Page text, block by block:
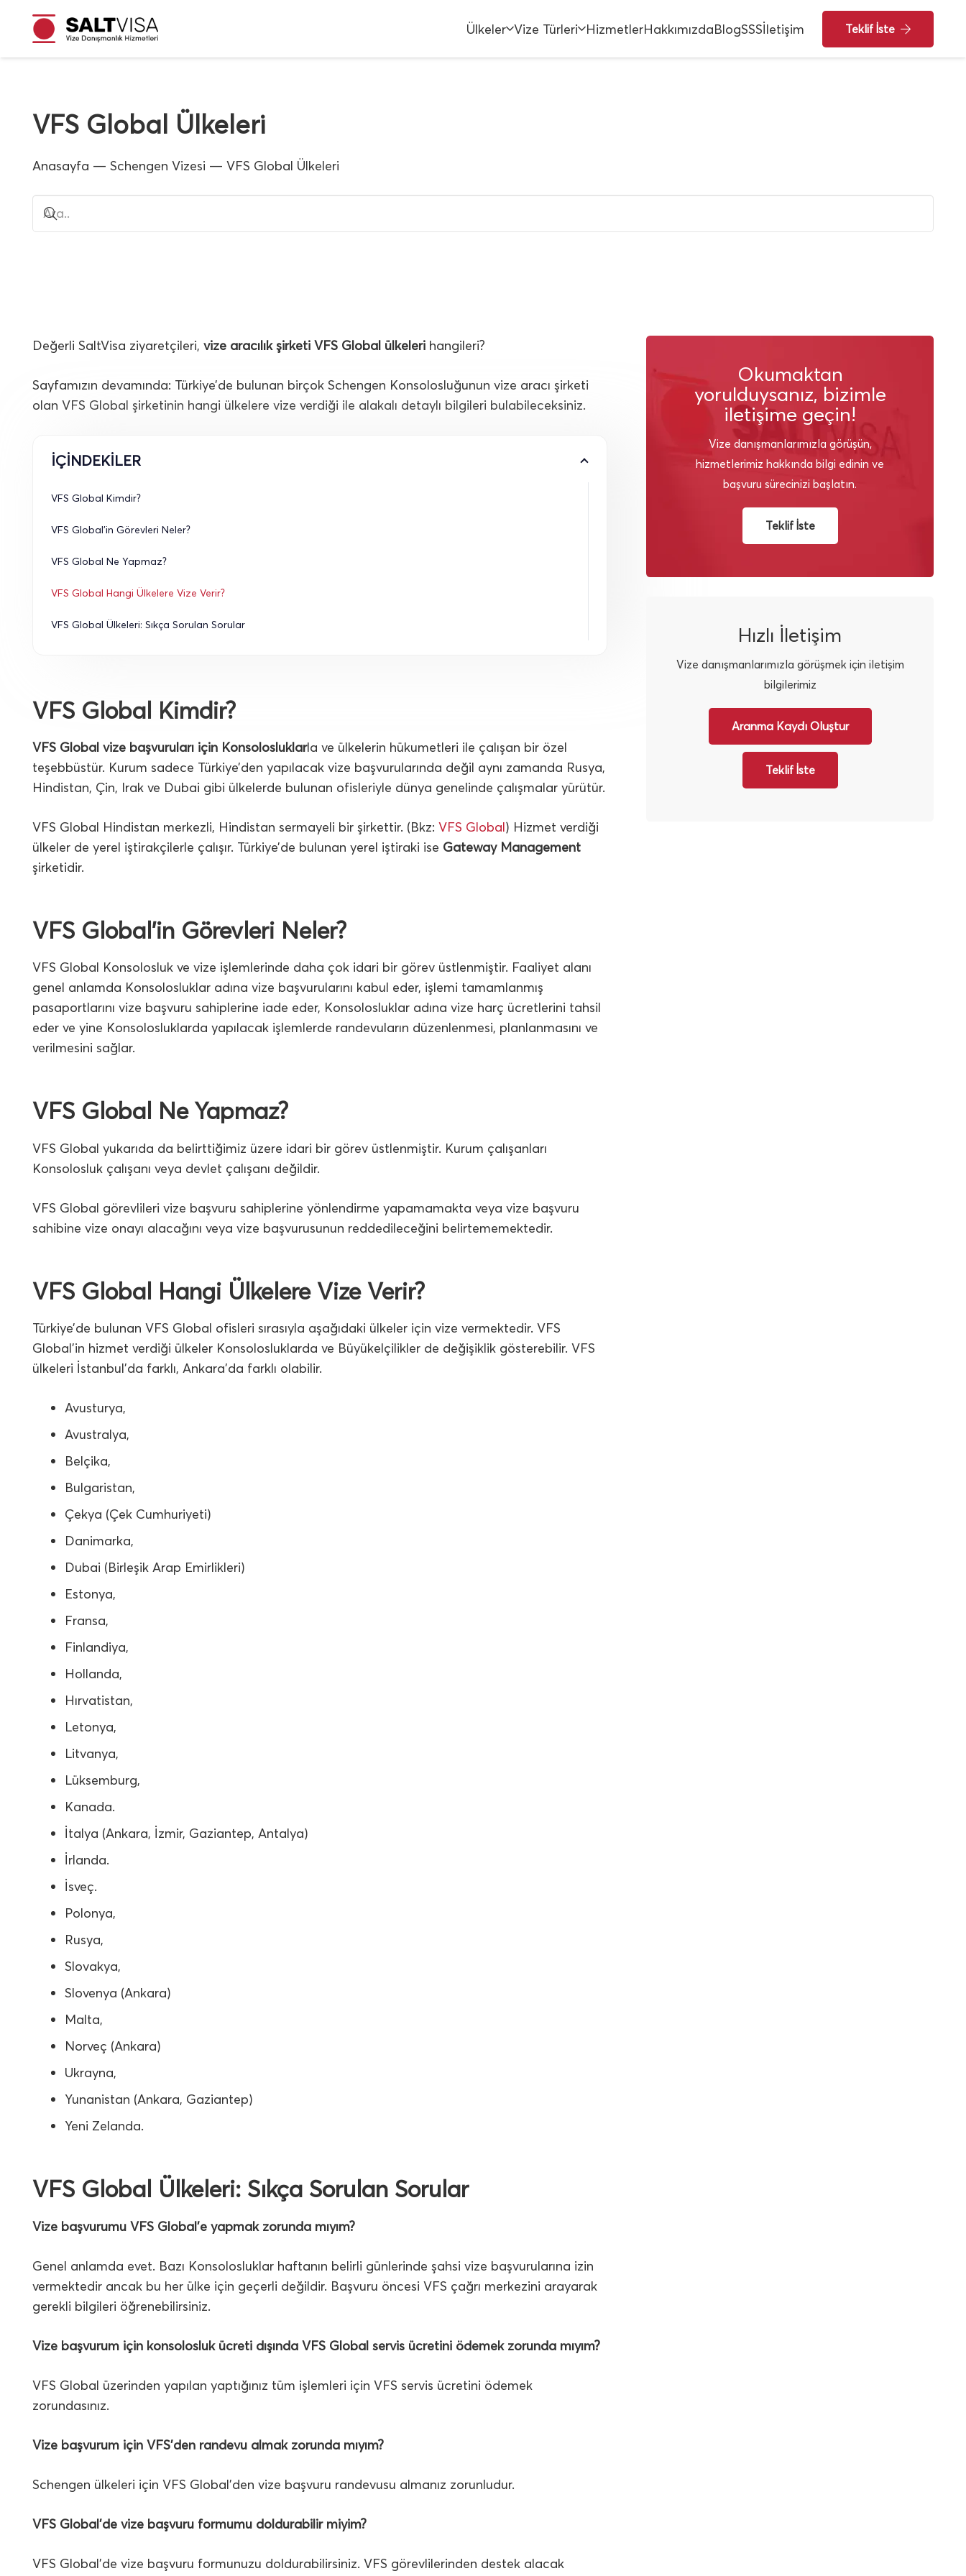
Ülkeler Vize Türleri HizmetlerHakkımızdaBlogSSSİletişim Teklif İste
VFS Global Ülkeleri
Anasayfa — Schengen Vizesi — VFS Global Ülkeleri
Değerli SaltVisa ziyaretçileri, vize aracılık şirketi VFS Global ülkeleri hangileri?
Sayfamızın devamında: Türkiye’de bulunan birçok Schengen Konsolosluğunun vize aracı şirketi
olan VFS Global şirketinin hangi ülkelere vize verdiği ile alakalı detaylı bilgileri bulabileceksiniz.
İÇİNDEKİLER
VFS Global Kimdir?
VFS Global’in Görevleri Neler?
VFS Global Ne Yapmaz?
VFS Global Hangi Ülkelere Vize Verir?
VFS Global Ülkeleri: Sıkça Sorulan Sorular
VFS Global Kimdir?
VFS Global vize başvuruları için Konsolosluklarla ve ülkelerin hükumetleri ile çalışan bir özel
teşebbüstür. Kurum sadece Türkiye’den yapılacak vize başvurularında değil aynı zamanda Rusya,
Hindistan, Çin, Irak ve Dubai gibi ülkelerde bulunan ofisleriyle dünya genelinde çalışmalar yürütür.
VFS Global Hindistan merkezli, Hindistan sermayeli bir şirkettir. (Bkz: VFS Global) Hizmet verdiği
ülkeler de yerel iştirakçilerle çalışır. Türkiye’de bulunan yerel iştiraki ise Gateway Management
şirketidir.
VFS Global’in Görevleri Neler?
VFS Global Konsolosluk ve vize işlemlerinde daha çok idari bir görev üstlenmiştir. Faaliyet alanı
genel anlamda Konsolosluklar adına vize başvurularını kabul eder, işlemi tamamlanmış
pasaportlarını vize başvuru sahiplerine iade eder, Konsolosluklar adına vize harç ücretlerini tahsil
eder ve yine Konsolosluklarda yapılacak işlemlerde randevuların düzenlenmesi, planlanmasını ve
verilmesini sağlar.
VFS Global Ne Yapmaz?
VFS Global yukarıda da belirttiğimiz üzere idari bir görev üstlenmiştir. Kurum çalışanları
Konsolosluk çalışanı veya devlet çalışanı değildir.
VFS Global görevlileri vize başvuru sahiplerine yönlendirme yapamamakta veya vize başvuru
sahibine vize onayı alacağını veya vize başvurusunun reddedileceğini belirtememektedir.
VFS Global Hangi Ülkelere Vize Verir?
Türkiye’de bulunan VFS Global ofisleri sırasıyla aşağıdaki ülkeler için vize vermektedir. VFS
Global’in hizmet verdiği ülkeler Konsolosluklarda ve Büyükelçilikler de değişiklik gösterebilir. VFS
ülkeleri İstanbul’da farklı, Ankara’da farklı olabilir.
Avusturya,
Avustralya,
Belçika,
Bulgaristan,
Çekya (Çek Cumhuriyeti)
Danimarka,
Dubai (Birleşik Arap Emirlikleri)
Estonya,
Fransa,
Finlandiya,
Hollanda,
Hırvatistan,
Letonya,
Litvanya,
Lüksemburg,
Kanada.
İtalya (Ankara, İzmir, Gaziantep, Antalya)
İrlanda.
İsveç.
Polonya,
Rusya,
Slovakya,
Slovenya (Ankara)
Malta,
Norveç (Ankara)
Ukrayna,
Yunanistan (Ankara, Gaziantep)
Yeni Zelanda.
VFS Global Ülkeleri: Sıkça Sorulan Sorular
Vize başvurumu VFS Global’e yapmak zorunda mıyım?
Genel anlamda evet. Bazı Konsolosluklar haftanın belirli günlerinde şahsi vize başvurularına izin
vermektedir ancak bu her ülke için geçerli değildir. Başvuru öncesi VFS çağrı merkezini arayarak
gerekli bilgileri öğrenebilirsiniz.
Vize başvurum için konsolosluk ücreti dışında VFS Global servis ücretini ödemek zorunda mıyım?
VFS Global üzerinden yapılan yaptığınız tüm işlemleri için VFS servis ücretini ödemek
zorundasınız.
Vize başvurum için VFS’den randevu almak zorunda mıyım?
Schengen ülkeleri için VFS Global’den vize başvuru randevusu almanız zorunludur.
VFS Global’de vize başvuru formumu doldurabilir miyim?
VFS Global’de vize başvuru formunuzu doldurabilirsiniz. VFS görevlilerinden destek alacak
Okumaktan
yorulduysanız, bizimle
iletişime geçin!
Vize danışmanlarımızla görüşün,
hizmetlerimiz hakkında bilgi edinin ve
başvuru sürecinizi başlatın.
Teklif İste
Hızlı İletişim
Vize danışmanlarımızla görüşmek için iletişim
bilgilerimiz
Aranma Kaydı Oluştur
Teklif İste